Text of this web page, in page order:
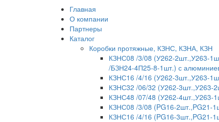
Главная
О компании
Партнеры
Каталог
Коробки протяжные, КЗНС, КЗНА, КЗН
КЗНС08 /3/08 (У262-2шт.,У263-
/БЗН24-4П25-8-1шт.) с
КЗНС16 /4/16 (У262-3шт.,У263-
КЗНС32 /06/32 (У262-3шт.,У263-
КЗНС48 /07/48 (У262-4шт.,У263-
КЗНС08 /3/08 (PG16-2шт.,PG21-
КЗНС16 /4/16 (PG16-3шт.,PG21-